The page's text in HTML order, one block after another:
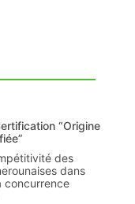
“Origine
des
dans
concurrence